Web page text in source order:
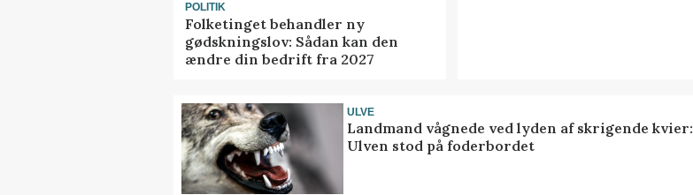
POLITIK
Folketinget behandler ny
gødskningslov: Sådan kan den
ændre din bedrift fra 2027
ULVE
Landmand vågnede ved lyden af skrigende kvier:
Ulven stod på foderbordet